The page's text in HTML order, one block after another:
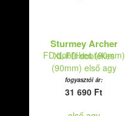
Sturmey Archer
XL-FD dobfékes
(90mm) első agy
fogyasztói ár:
31 690 Ft